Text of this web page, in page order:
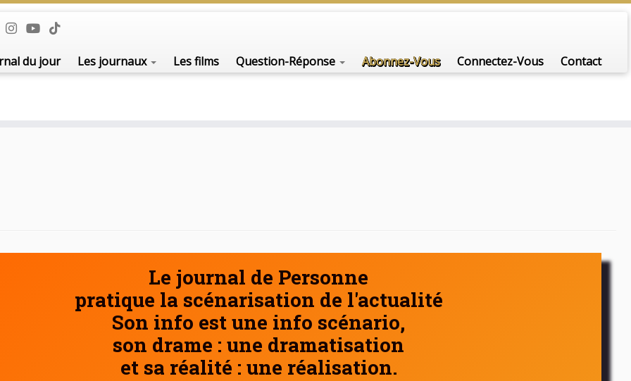
du jour Les journaux Les films Question-Réponse Abonnez-Vous Connectez-Vous Contact
Le journal de Personne
pratique la scénarisation de l'actualité
Son info est une info scénario,
son drame : une dramatisation
et sa réalité : une réalisation.